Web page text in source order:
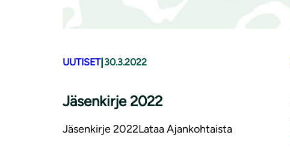
UUTISET| 30.3.2022
Jäsenkirje 2022
Jäsenkirje 2022Lataa Ajankohtaista